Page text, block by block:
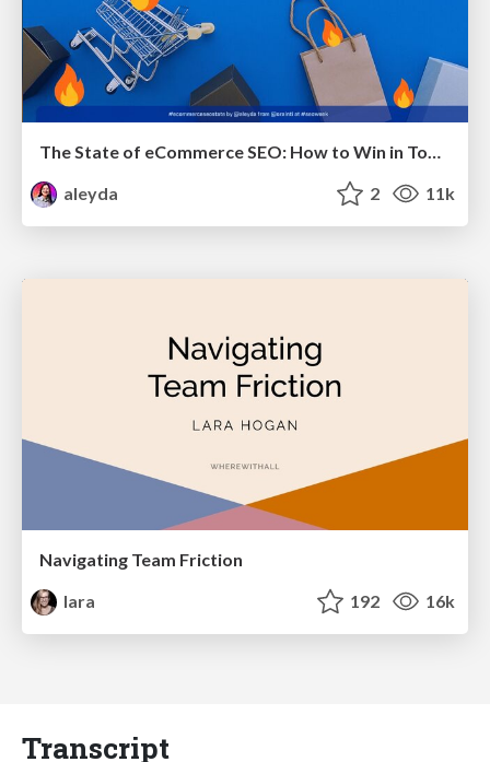
The State of eCommerce SEO: How to Win in Today's Products SERPs - #SEOweek
aleyda
2 11k
Navigating Team Friction
lara
192 16k
Transcript